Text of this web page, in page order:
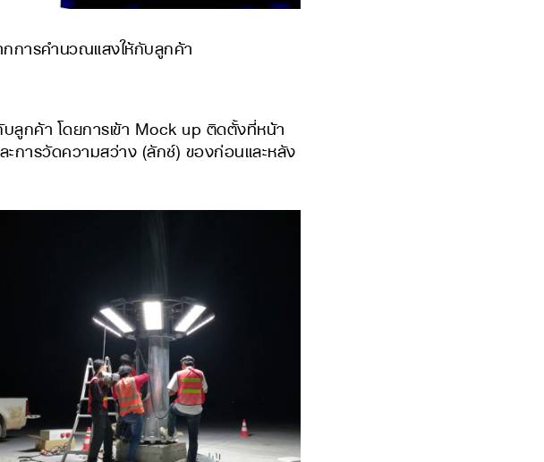
การคำนวณแสงให้กับลูกค้า
กค้า โดยการเข้า Mock up ติดตั้งที่หน้า
การวัดความสว่าง (ลักซ์) ของก่อนและหลัง